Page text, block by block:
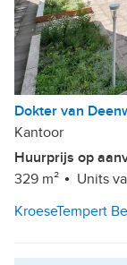
Dokter van
Kantoor
Huurprijs op
329 m²
Units
KroeseTempert